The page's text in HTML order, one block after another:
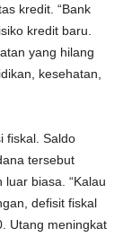
kredit. “Bank
kredit baru.
yang hilang
kesehatan,
fiskal. Saldo
tersebut
biasa. “Kalau
defisit fiskal
Utang meningkat